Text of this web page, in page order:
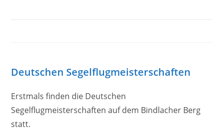
Deutschen Segelflugmeisterschaften
Erstmals finden die Deutschen
Segelflugmeisterschaften auf dem Bindlacher Berg
statt.